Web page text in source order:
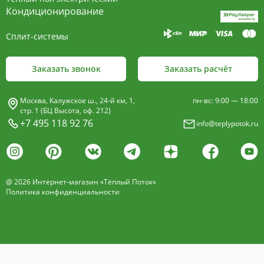
пластины, покрыт износостойким порошковым
покрытием чёрного цвета.
- изготавливается двух типов: рулонная и
анодированный алюминий четырёх цветов -
золото, бронза, чёрный, серебро (без доплат)
дерево – дуб натуральный
нержавеющая сталь
Кондиционирование
Сплит-системы
Заказать звонок Заказать расчёт
Москва, Калужское ш., 24-й км, 1,
стр. 1 (БЦ Высота, оф. 212)
+7 495 118 92 76
пн-вс: 9:00 — 18:00
info@teplypotok.ru
@ 2026 Интернет-магазин «Тёплый Поток»
Политика конфиденциальности